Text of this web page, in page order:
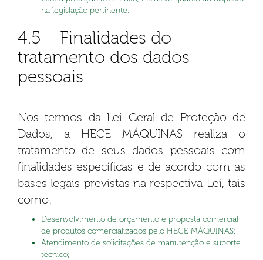
na legislação pertinente.
4.5 Finalidades do
tratamento dos dados
pessoais
Nos termos da Lei Geral de Proteção de
Dados, a HECE MÁQUINAS realiza o
tratamento de seus dados pessoais com
finalidades específicas e de acordo com as
bases legais previstas na respectiva Lei, tais
como:
Desenvolvimento de orçamento e proposta comercial
de produtos comercializados pelo HECE MÁQUINAS;
Atendimento de solicitações de manutenção e suporte
técnico;